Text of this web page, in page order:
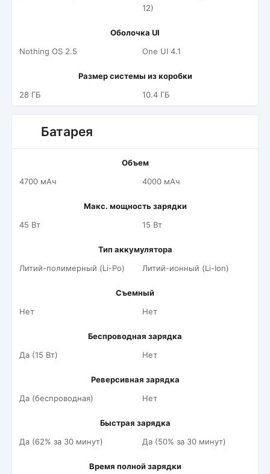
12)
Оболочка UI
Nothing OS 2.5
One UI 4.1
Размер системы из коробки
28 ГБ
10.4 ГБ
Батарея
Объем
4700 мАч
4000 мАч
Макс. мощность зарядки
45 Вт
15 Вт
Тип аккумулятора
Литий-полимерный (Li-Po)
Литий-ионный (Li-Ion)
Съемный
Нет
Нет
Беспроводная зарядка
Да (15 Вт)
Нет
Реверсивная зарядка
Да (беспроводная)
Нет
Быстрая зарядка
Да (62% за 30 минут)
Да (50% за 30 минут)
Время полной зарядки